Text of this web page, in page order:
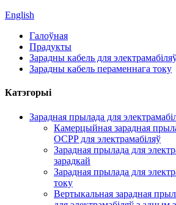
English
Галоўная
Прадукты
Зарадны кабель для
Зарадны кабель пераменнага току
Катэгорыі
Зарадная прылада для
Камерцыйная зарадная
OCPP для электрамабіляў
Зарадная прылада для
зарадкай
Зарадная прылада для
току
Вертыкальная зарадная